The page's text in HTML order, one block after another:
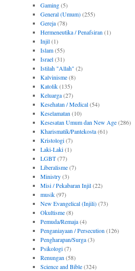
Gaming(5)
General (Umum)(255)
Gereja(78)
Hermeneutika / Penafsiran (1)
Injil(1)
Islam(55)
Israel(31)
Istilah "Allah" (2)
Kalvinisme(8)
Katolik(135)
Keluarga(27)
Kesehatan / Medical(54)
Keselamatan (10)
Kesesatan Umum dan New Age(286)
Kharismatik/Pantekosta(61)
Kristologi(7)
Laki-Laki(1)
LGBT(77)
Liberalisme(7)
Ministry(3)
Misi / Pekabaran Injil(22)
musik(97)
New Evangelical (Injili)(73)
Okultisme(8)
Pemuda/Remaja(4)
Penganiayaan / Persecution (126)
Pengharapan/Surga(3)
Psikologi(7)
Renungan (58)
Science and Bible(324)